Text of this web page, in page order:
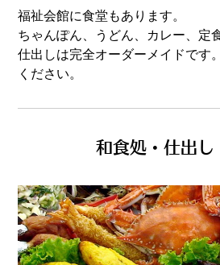
福祉会館に食堂もあります。
ちゃんぽん、うどん、カレー、定
仕出しは完全オーダーメイドです
ください。
和食処・仕出